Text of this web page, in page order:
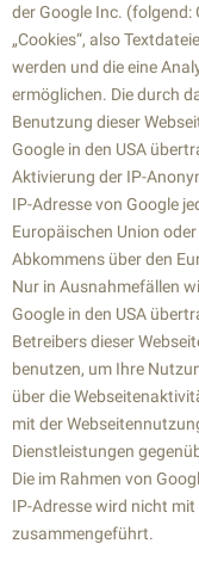
der Google Inc. (folgend:
„Cookies“, also
werden und die eine
ermöglichen. Die durch
Benutzung dieser
Google in den USA
Aktivierung der IP-
IP-Adresse von Google
Europäischen Union
Abkommens über den
Nur in Ausnahmefällen
Google in den USA
Betreibers dieser
benutzen, um Ihre
über die
mit der
Dienstleistungen
Die im Rahmen von
IP-Adresse wird nicht
zusammengeführt.